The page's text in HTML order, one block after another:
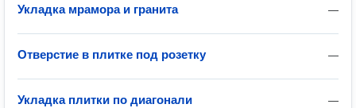
—
Укладка мрамора и гранита
—
Отверстие в плитке под розетку
—
Укладка плитки по диагонали